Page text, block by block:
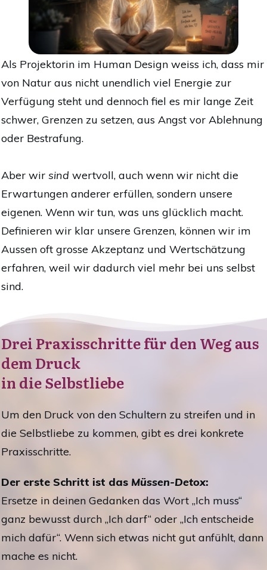
Als Projektorin im Human Design weiss ich, dass mir
von Natur aus nicht unendlich viel Energie zur
Verfügung steht und dennoch fiel es mir lange Zeit
schwer, Grenzen zu setzen, aus Angst vor Ablehnung
oder Bestrafung.
Aber wir sind wertvoll, auch wenn wir nicht die
Erwartungen anderer erfüllen, sondern unsere
eigenen. Wenn wir tun, was uns glücklich macht.
Definieren wir klar unsere Grenzen, können wir im
Aussen oft grosse Akzeptanz und Wertschätzung
erfahren, weil wir dadurch viel mehr bei uns selbst
sind.
Drei Praxisschritte für den Weg aus
dem Druck
in die Selbstliebe
Um den Druck von den Schultern zu streifen und in
die Selbstliebe zu kommen, gibt es drei konkrete
Praxisschritte.
Der erste Schritt ist das Müssen-Detox:
Ersetze in deinen Gedanken das Wort „Ich muss“
ganz bewusst durch „Ich darf“ oder „Ich entscheide
mich dafür“. Wenn sich etwas nicht gut anfühlt, dann
mache es nicht.